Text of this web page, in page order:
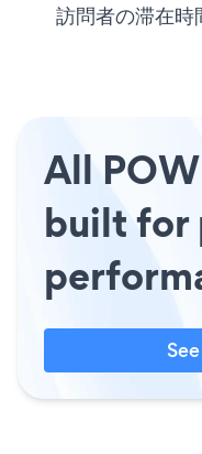
訪問者の滞在時
All
built for